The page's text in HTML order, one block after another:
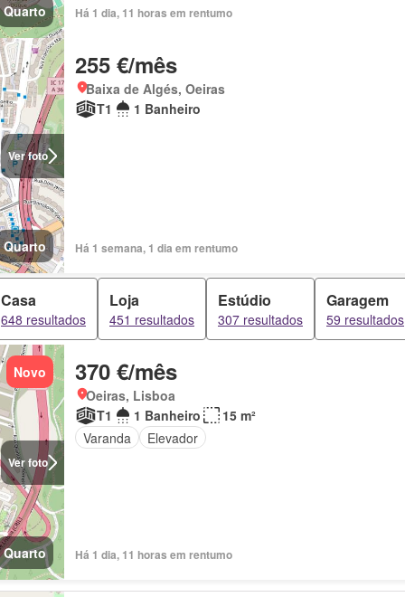
Quarto Há 1 dia, 11 horas em rentumo
Ver foto
Quarto
255 €/mês
Baixa de Algés, Oeiras
T1
1 Banheiro
Há 1 semana, 1 dia em rentumo
Casa
648 resultados
Loja
451 resultados
Estúdio
307 resultados
Garagem
59 resultados
Ver foto
Novo
Quarto
370 €/mês
Oeiras, Lisboa
T1
1 Banheiro
15 m²
Varanda
Elevador
Há 1 dia, 11 horas em rentumo